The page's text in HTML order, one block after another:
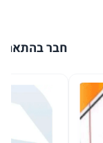
חבר